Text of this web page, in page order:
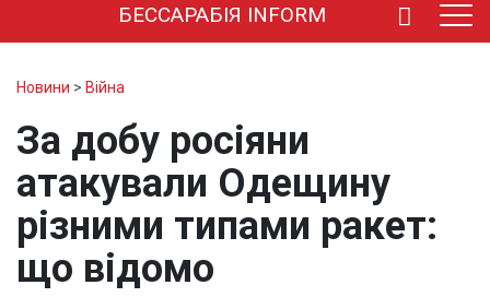
БЕССАРАБІЯ INFORM
Новини > Війна
За добу росіяни
атакували Одещину
різними типами ракет:
що відомо